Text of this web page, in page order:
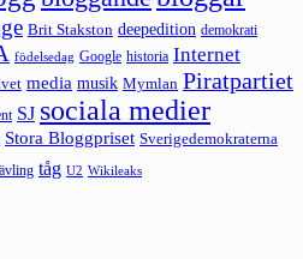
Brit Stakston deepedition demokrati
födelsedag Google historia Internet
media musik Mymlan Piratpartiet
SJ sociala medier
Stora Bloggpriset Sverigedemokraterna
tåg U2 Wikileaks